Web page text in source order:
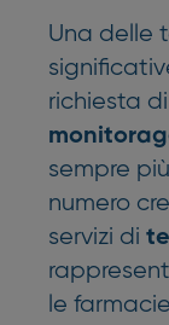
Una delle
richiesta di
sempre
numero
servizi di
le